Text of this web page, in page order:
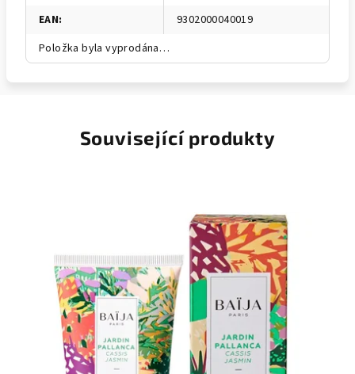
EAN:
9302000040019
Položka byla vyprodána…
Související produkty